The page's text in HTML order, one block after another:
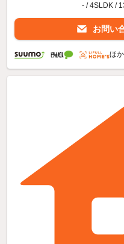
- / 4SLDK /
お問い
ほ